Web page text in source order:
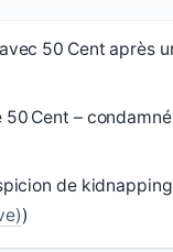
50 Cent après
50 Cent –
de
)